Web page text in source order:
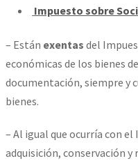
Impuesto sobre
– Están exentas del
económicas de los bienes
documentación, siempre y
bienes.
– Al igual que ocurría con el
adquisición, conservación